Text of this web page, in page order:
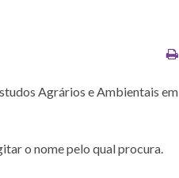
Agrários e Ambientais em
o nome pelo qual procura.